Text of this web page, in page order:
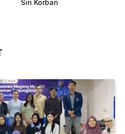
Siri Korban